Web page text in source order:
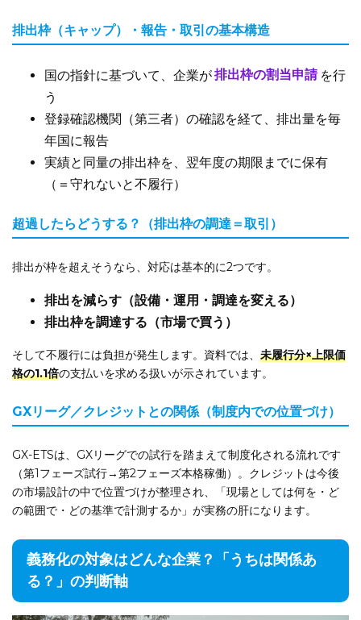
排出枠（キャップ）・報告・取引の基本構造
国の指針に基づいて、企業が排出枠の割当申請 を行
う
登録確認機関（第三者）の確認を経て、排出量を毎
年国に報告
実績と同量の排出枠を、翌年度の期限までに保有
（＝守れないと不履行）
超過したらどうする？（排出枠の調達＝取引）
排出が枠を超えそうなら、対応は基本的に2つです。
排出を減らす（設備・運用・調達を変える）
排出枠を調達する（市場で買う）
そして不履行には負担が発生します。資料では、 未履行分×上限価
格の1.1倍の支払いを求める扱いが示されています。
GXリーグ／クレジットとの関係（制度内での位置づけ）
GX-ETSは、GXリーグでの試行を踏まえて制度化される流れです
（第1フェーズ試行→第2フェーズ本格稼働）。クレジットは今後
の市場設計の中で位置づけが整理され、「現場としては何を・ど
の範囲で・どの基準で計測するか」が実務の肝になります。
義務化の対象はどんな企業？「うちは関係あ
る？」の判断軸